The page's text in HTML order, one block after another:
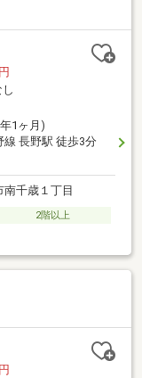
し
1ヶ月)
線 長野駅 徒歩3分
千歳１丁目
2階以上